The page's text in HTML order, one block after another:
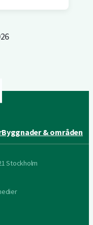
Byggnader & områden
Stockholm